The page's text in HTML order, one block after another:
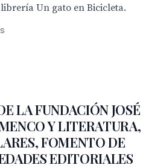
Un gato en Bicicleta.
LA FUNDACIÓN JOSÉ
Y LITERATURA,
FOMENTO DE
EDITORIALES